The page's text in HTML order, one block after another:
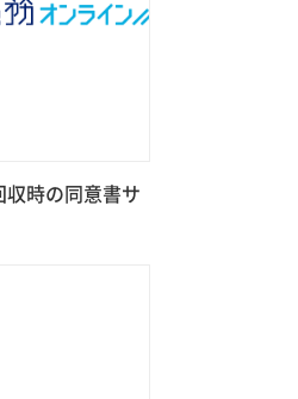
時の同意書サ